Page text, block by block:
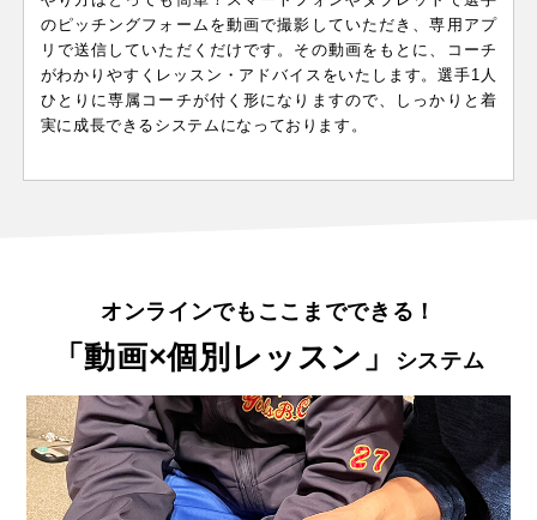
のピッチングフォームを動画で撮影していただき、専用アプ
リで送信していただくだけです。その動画をもとに、コーチ
がわかりやすくレッスン・アドバイスをいたします。選手1人
ひとりに専属コーチが付く形になりますので、しっかりと着
実に成長できるシステムになっております。
オンラインでもここまでできる！
「動画×個別レッスン」 システム